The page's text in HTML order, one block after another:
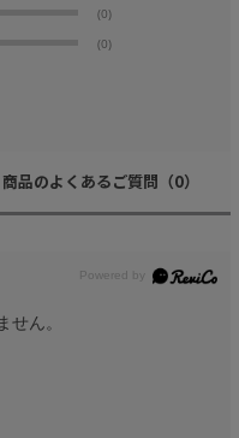
(0)
(0)
商品のよくあるご質問 （0）
せん。